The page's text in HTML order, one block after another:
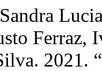
Ferraz,